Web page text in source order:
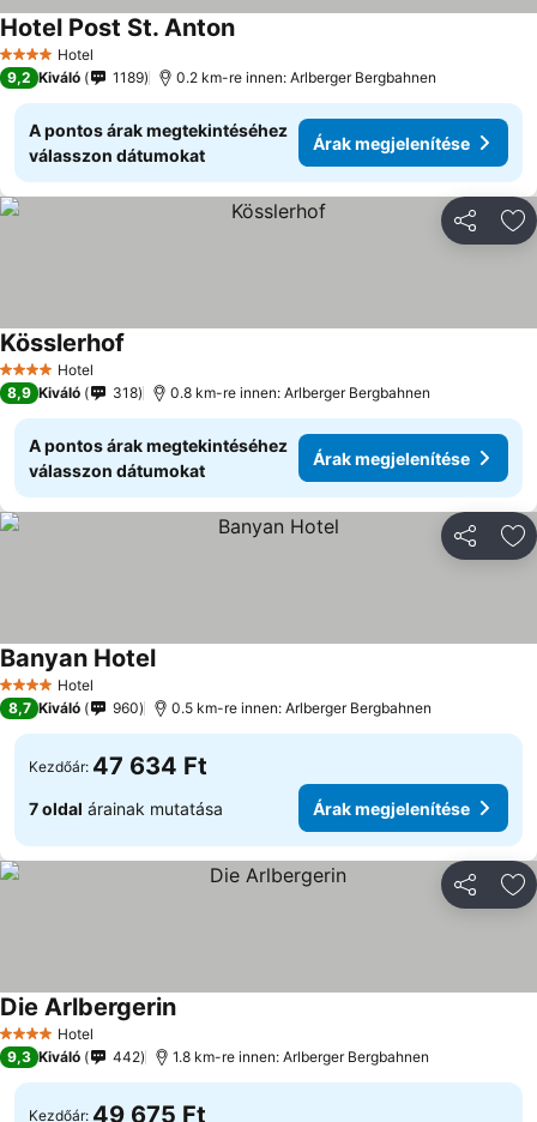
4 KategóriaHotel
Hotel Post St. Anton
9,2 Kiváló 1189 0.2 km-re innen: Arlberger Bergbahnen
A pontos árak megtekintéséhez
válasszon dátumokat
Árak megjelenítése
4 KategóriaHotel
Kösslerhof
8,9 Kiváló 318 0.8 km-re innen: Arlberger Bergbahnen
A pontos árak megtekintéséhez
válasszon dátumokat
Árak megjelenítése
4 KategóriaHotel
Banyan Hotel
8,7 Kiváló 960 0.5 km-re innen: Arlberger Bergbahnen
Kezdőár: 47 634 Ft
7 oldal árainak mutatása Árak megjelenítése
4 KategóriaHotel
Die Arlbergerin
9,3 Kiváló 442 1.8 km-re innen: Arlberger Bergbahnen
Kezdőár: 49 675 Ft